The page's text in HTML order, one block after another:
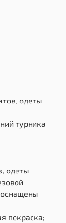
одеты
турника
одеты
оснащены
покраска;